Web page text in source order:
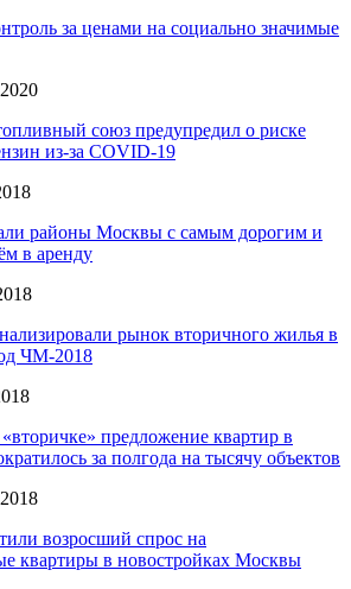
за ценами на социально значимые
союз предупредил о риске
из-за COVID-19
районы Москвы с самым дорогим и
в аренду
рынок вторичного жилья в
ЧМ-2018
предложение квартир в
за полгода на тысячу объектов
возросший спрос на
квартиры в новостройках Москвы